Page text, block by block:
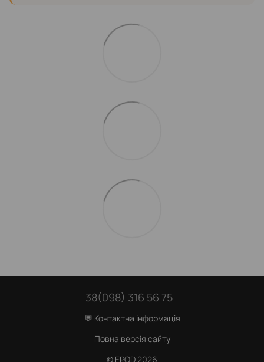
38(098) 316 56 75
💬 Контактна інформація
Повна версія сайту
© EPOD 2026